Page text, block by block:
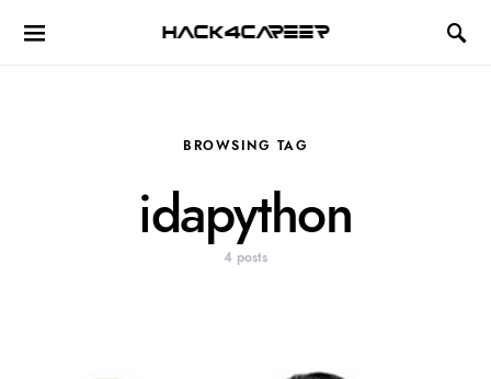
Hack4Career
BROWSING TAG
idapython
4 posts